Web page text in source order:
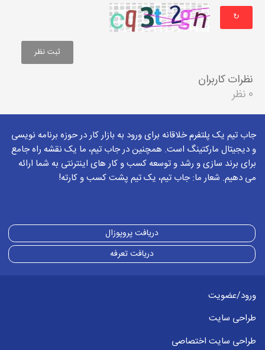
↻
نظرات کاربران
0 نظر
جاب تیم یک پلتفرم خلاقانه برای ورود به بازار کار در حوزه برنامه نویسی
و دیجیتال مارکتینگ است. همچنین در جاب تیم، ما یک نقشه راه جامع
برای برند سازی و رشد و توسعه کسب و کار های اینترنتی به شما ارائه
می دهیم. شعار ما: جاب تیم، یک تیم پشت کسب و کارته!
دریافت پروپوزال
دریافت تعرفه
ورود/عضویت
طراحی سایت
طراحی سایت اختصاصی